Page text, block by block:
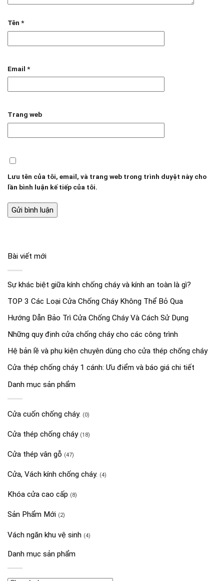
Tên *
Email *
Trang web
Lưu tên của tôi, email, và trang web trong trình duyệt này cho
lần bình luận kế tiếp của tôi.
Bài viết mới
Sự khác biệt giữa kính chống cháy và kính an toàn là gì?
TOP 3 Các Loại Cửa Chống Cháy Không Thể Bỏ Qua
Hướng Dẫn Bảo Trì Cửa Chống Cháy Và Cách Sử Dụng
Những quy định cửa chống cháy cho các công trình
Hệ bản lề và phụ kiện chuyên dùng cho cửa thép chống cháy
Cửa thép chống cháy 1 cánh: Ưu điểm và báo giá chi tiết
Danh mục sản phẩm
Cửa cuốn chống cháy. (0)
Cửa thép chống cháy (18)
Cửa thép vân gỗ (47)
Cửa, Vách kính chống cháy. (4)
Khóa cửa cao cấp (8)
Sản Phẩm Mới (2)
Vách ngăn khu vệ sinh (4)
Danh mục sản phẩm